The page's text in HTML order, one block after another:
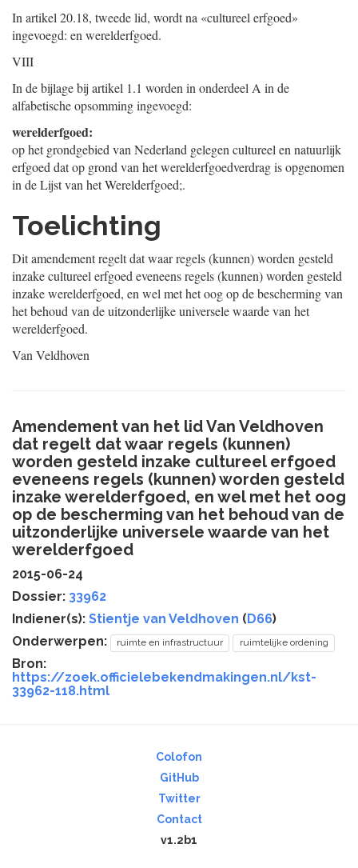
In artikel 20.18, tweede lid, wordt na «cultureel erfgoed»
ingevoegd: en werelderfgoed.
VIII
In de bijlage bij artikel 1.1 worden in onderdeel A in de
alfabetische opsomming ingevoegd:
werelderfgoed:
op het grondgebied van Nederland gelegen cultureel en natuurlijk
erfgoed dat op grond van het werelderfgoedverdrag is opgenomen
in de Lijst van het Werelderfgoed;.
Toelichting
Dit amendement regelt dat waar regels (kunnen) worden gesteld
inzake cultureel erfgoed eveneens regels (kunnen) worden gesteld
inzake werelderfgoed, en wel met het oog op de bescherming van
het behoud van de uitzonderlijke universele waarde van het
werelderfgoed.
Van Veldhoven
Amendement van het lid Van Veldhoven
dat regelt dat waar regels (kunnen)
worden gesteld inzake cultureel erfgoed
eveneens regels (kunnen) worden gesteld
inzake werelderfgoed, en wel met het oog
op de bescherming van het behoud van de
uitzonderlijke universele waarde van het
werelderfgoed
2015-06-24
Dossier: 33962
Indiener(s): Stientje van Veldhoven (D66)
Onderwerpen:
ruimte en infrastructuur ruimtelijke ordening
Bron:
https://zoek.officielebekendmakingen.nl/kst-
33962-118.html
Colofon
GitHub
Twitter
Contact
v1.2b1